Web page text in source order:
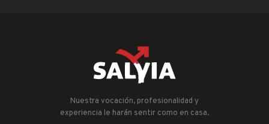
Nuestra vocación, profesionalidad y
experiencia le harán sentir como en casa.